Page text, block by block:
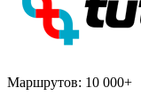
Маршрутов: 10 000+